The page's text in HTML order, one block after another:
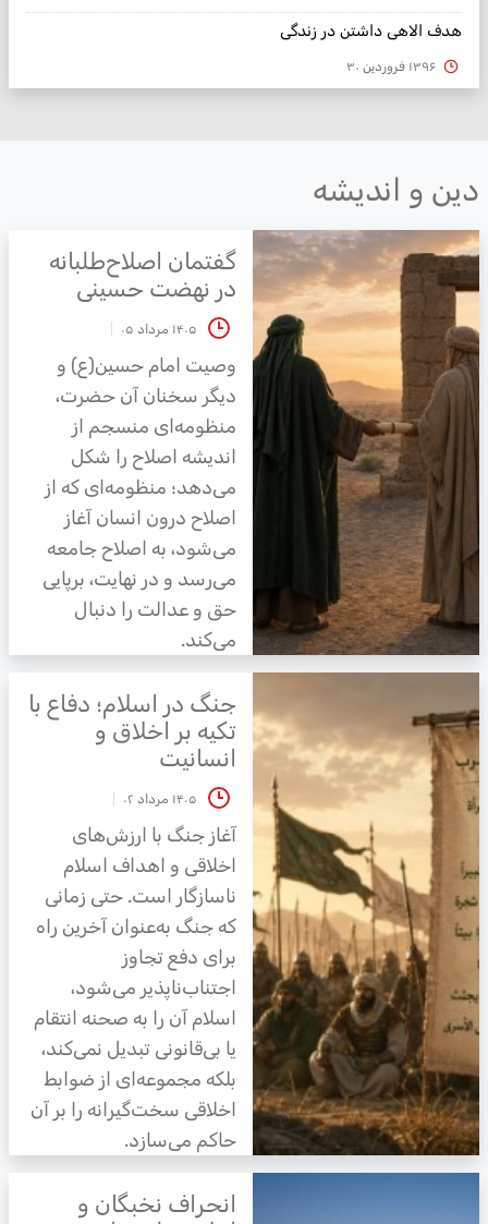
هدف الاهی داشتن در زندگی
۱۳۹۶ فروردین ۳۰
و اندیشه
گفتمان اصلاح‌طلبانه
در نهضت حسینی
۱۴۰۵ مرداد ۰۵
وصیت امام حسین(ع) و
دیگر سخنان آن حضرت،
منظومه‌ای منسجم از
اندیشه اصلاح را شکل
می‌دهد؛ منظومه‌ای که از
اصلاح درون انسان آغاز
می‌شود، به اصلاح جامعه
می‌رسد و در نهایت، برپایی
حق و عدالت را دنبال
می‌کند.
جنگ در اسلام؛ دفاع با
تکیه بر اخلاق و
انسانیت
۱۴۰۵ مرداد ۰۲
آغاز جنگ با ارزش‌های
اخلاقی و اهداف اسلام
ناسازگار است. حتی زمانی
که جنگ به‌عنوان آخرین راه
برای دفع تجاوز
اجتناب‌ناپذیر می‌شود،
اسلام آن را به صحنه انتقام
یا بی‌قانونی تبدیل نمی‌کند،
بلکه مجموعه‌ای از ضوابط
اخلاقی سخت‌گیرانه را بر آن
حاکم می‌سازد.
انحراف نخبگان و